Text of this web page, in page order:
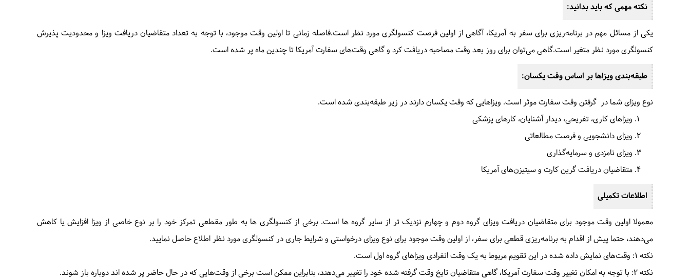
نکته مهمی که باید بدانید:
یکی از مسائل مهم در برنامه‌ریزی برای سفر به آمریکا، آگاهی از اولین فرصت کنسولگری مورد نظر است.فاصله زمانی تا اولین وقت موجود، با توجه به تعداد متقاضیان دریافت ویزا و محدودیت پذیرش
کنسولگری مورد نظر متغیر است.گاهی می‌توان برای روز بعد وقت مصاحبه دریافت کرد و گاهی وقت‌های سفارت آمریکا تا چندین ماه پر شده است.
طبقه‌بندی ویزاها بر اساس وقت یکسان:
نوع ویزای شما در گرفتن وقت سفارت موثر است. ویزاهایی که وقت یکسان دارند در زیر طبقه‌بندی شده است.
ویزاهای کاری، تفریحی، دیدار آشنایان، کارهای پزشکی
ویزای دانشجویی و فرصت مطالعاتی
ویزای نامزدی و سرمایه‌گذاری
متقاضیان دریافت گرین کارت و سیتیزن‌های آمریکا
اطلاعات تکمیلی
معمولا اولین وقت موجود برای متقاضیان دریافت ویزای گروه دوم و چهارم نزدیک تر از سایر گروه ها است. برخی از کنسولگری ها به طور مقطعی تمرکز خود را بر نوع خاصی از ویزا افزایش یا کاهش
می‌دهند، حتما پیش از اقدام به برنامه‌ریزی قطعی برای سفر، از اولین وقت موجود برای نوع ویزای درخواستی و شرایط جاری در کنسولگری مورد نظر اطلاع حاصل نمایید.
نکته 1: وقت‌های نمایش داده شده در این تقویم مربوط به یک وقت انفرادی ویزاهای گروه اول است.
نکته 2: با توجه به امکان تغییر وقت سفارت آمریکا، گاهی متقاضیان تایخ وقت گرفته شده خود را تغییر می‌دهند، بنابراین ممکن است برخی از وقت‌هایی که در حال حاضر پر شده اند دوباره باز شوند.